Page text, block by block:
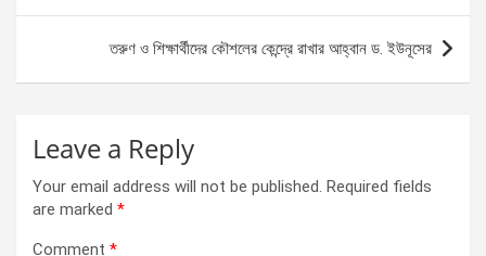
k
p
তরুণ ও শিক্ষার্থীদের কৌশলের কেন্দ্রে রাখার আহ্বান ড. ইউনূসের
Leave a Reply
Your email address will not be published. Required fields
are marked *
Comment *